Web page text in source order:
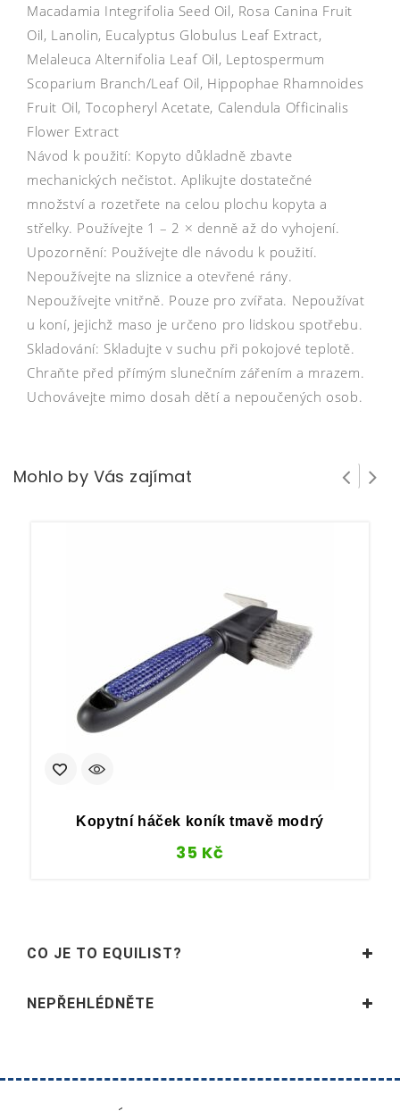
Macadamia Integrifolia Seed Oil, Rosa Canina Fruit
Oil, Lanolin, Eucalyptus Globulus Leaf Extract,
Melaleuca Alternifolia Leaf Oil, Leptospermum
Scoparium Branch/Leaf Oil, Hippophae Rhamnoides
Fruit Oil, Tocopheryl Acetate, Calendula Officinalis
Flower Extract
Návod k použití: Kopyto důkladně zbavte
mechanických nečistot. Aplikujte dostatečné
množství a rozetřete na celou plochu kopyta a
střelky. Používejte 1 – 2 × denně až do vyhojení.
Upozornění: Používejte dle návodu k použití.
Nepoužívejte na sliznice a otevřené rány.
Nepoužívejte vnitřně. Pouze pro zvířata. Nepoužívat
u koní, jejichž maso je určeno pro lidskou spotřebu.
Skladování: Skladujte v suchu při pokojové teplotě.
Chraňte před přímým slunečním zářením a mrazem.
Uchovávejte mimo dosah dětí a nepoučených osob.
Mohlo by Vás zajímat
Kopytní háček koník tmavě modrý
35 Kč
CO JE TO EQUILIST?
NEPŘEHLÉDNĚTE